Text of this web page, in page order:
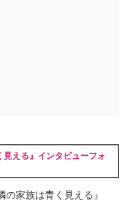
見える』インタビューフォ
家族は青く見える』